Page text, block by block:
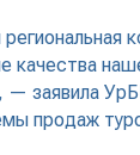
— заявила
продаж